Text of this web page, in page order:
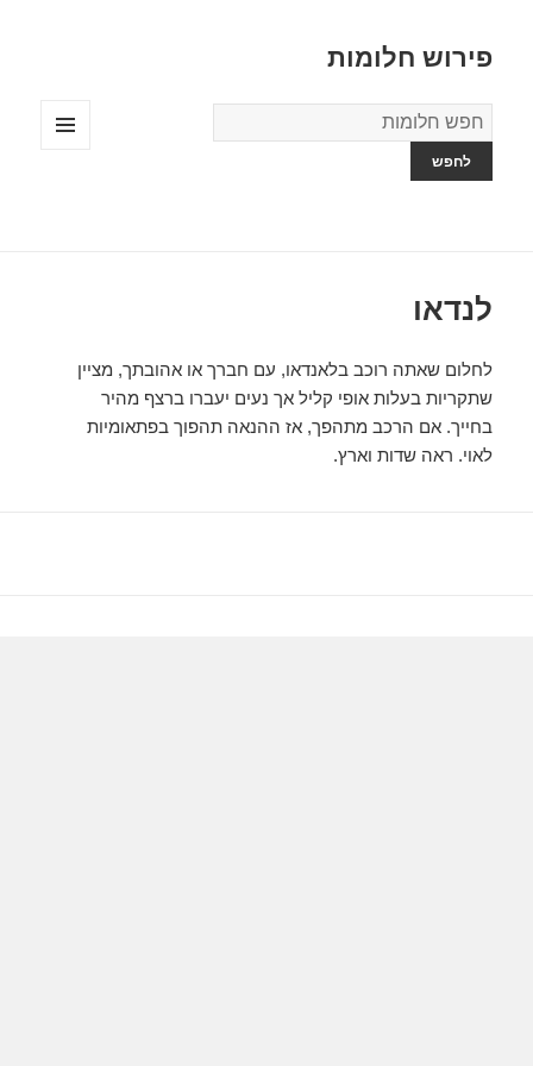
פירוש חלומות
מילון
החלומות
לנדאו
לחלום שאתה רוכב בלאנדאו, עם חברך או אהובתך, מציין
שתקריות בעלות אופי קליל אך נעים יעברו ברצף מהיר
בחייך. אם הרכב מתהפך, אז ההנאה תהפוך בפתאומיות
לאוי. ראה שדות וארץ.